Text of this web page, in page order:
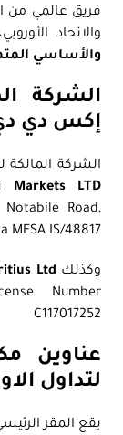
فريق عالمي من
والاتحاد
والأساسي
الشركة
إكس دي دي
الشركة المالكة
Markets LTD
Road,
MFSA IS/48817
وكذلك Ltd
Number
C117017252
لتداول
يقع المقر